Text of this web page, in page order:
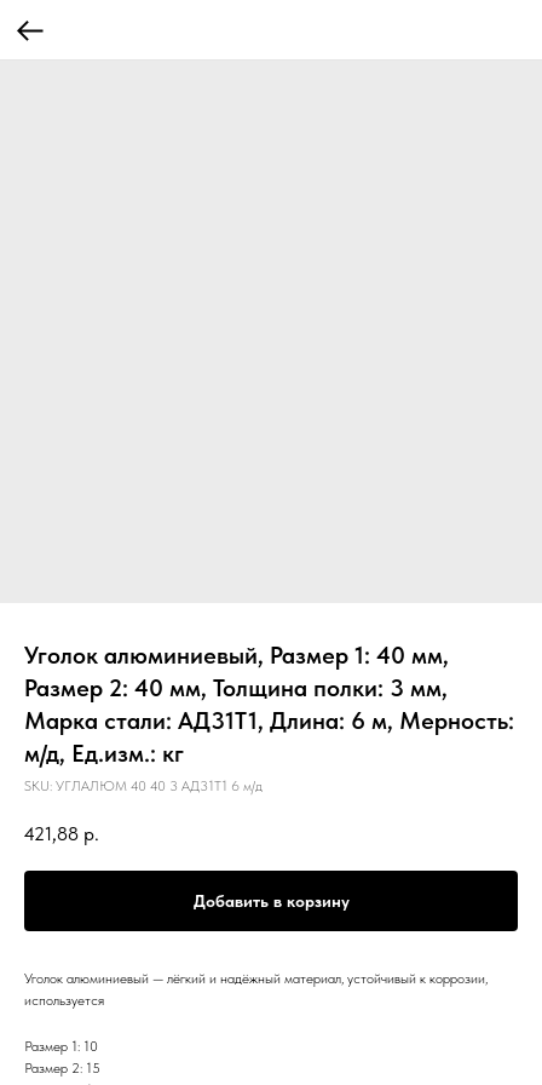
Уголок алюминиевый, Размер 1: 40 мм,
Размер 2: 40 мм, Толщина полки: 3 мм,
Марка стали: АД31Т1, Длина: 6 м, Мерность:
м/д, Ед.изм.: кг
SKU: УГЛАЛЮМ 40 40 3 АД31Т1 6 м/д
421,88 р.
Добавить в корзину
Уголок алюминиевый — лёгкий и надёжный материал, устойчивый к коррозии,
используется
Размер 1: 10
Размер 2: 15